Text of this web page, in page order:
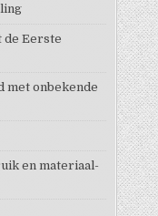
de Eerste
met onbekende
en materiaal-